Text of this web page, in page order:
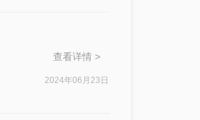
查看详情 >
2024年06月23日